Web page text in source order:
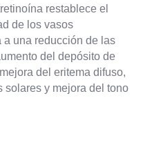
restablece el
de los vasos
a una reducción de las
del depósito de
del eritema difuso,
solares y mejora del tono